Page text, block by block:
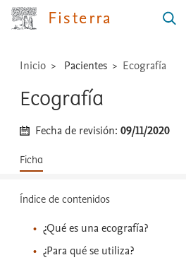
Fisterra
...
Inicio Pacientes Ecografía
Ecografía
Fecha de revisión:09/11/2020
Ficha
Índice de contenidos
¿Qué es una ecografía?
¿Para qué se utiliza?